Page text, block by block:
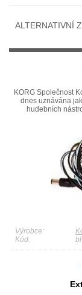
ALTERNATIVNÍ
KORG Společnost
dnes uznávána
hudebních
Výrobce:
Kód: